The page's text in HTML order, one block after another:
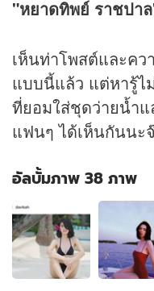
"หยาดทิพย์ ราชปา
เห็นท่าโพสต์และคว
แบบนี้แล้ว แต่หารู้ไ
ที่ยอมใส่ชุดว่ายน้ำ
แฟนๆ ได้เห็นกันนะ
อัลบั้มภาพ 38 ภาพ
อัลบั้ม
ภาพ
38
ภาพ
ของ